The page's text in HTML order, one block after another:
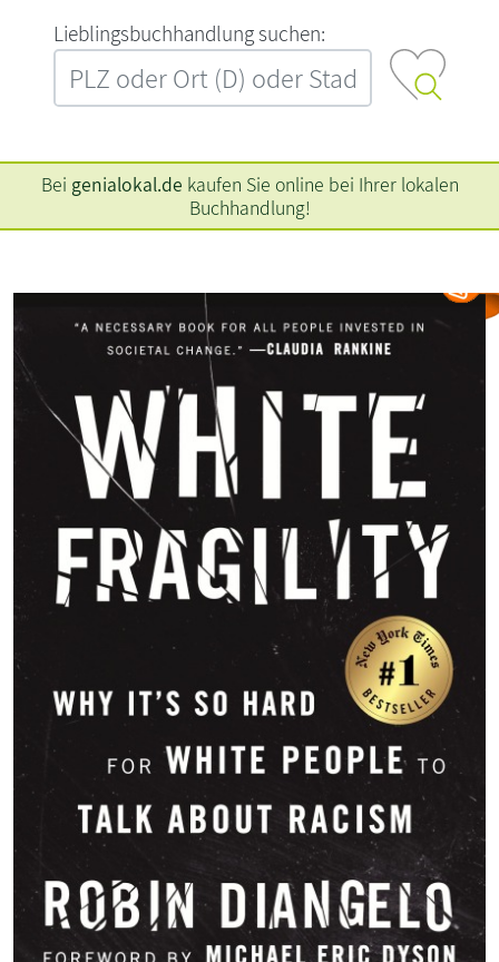
L‍i‍e‍b‍l‍i‍n‍g‍s‍b‍u‍c‍h‍h‍a‍n‍d‍l‍u‍n‍g‍ ‍s‍u‍c‍h‍e‍n‍:‍
Bei genialokal.de kaufen Sie online bei Ihrer lokalen
Buchhandlung!